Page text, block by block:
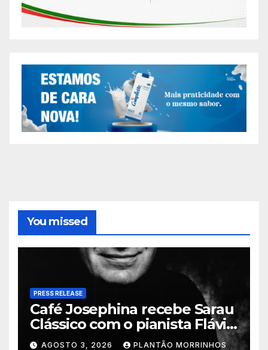
You missed
PRESS RELEASE
Café Josephina recebe Sarau
Clássico com o pianista Flávio
Varani nesta terça-feira
AGOSTO 3, 2026 PLANTÃO MORRINHOS